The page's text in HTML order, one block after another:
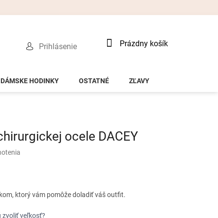
Prihlásenie
Nákupný
Prázdny košík
DÁMSKE HODINKY OSTATNÉ ZĽAVY
ocele DACEY
ktorý vám pomôže doladiť váš outfit.
zvoliť veľkosť?